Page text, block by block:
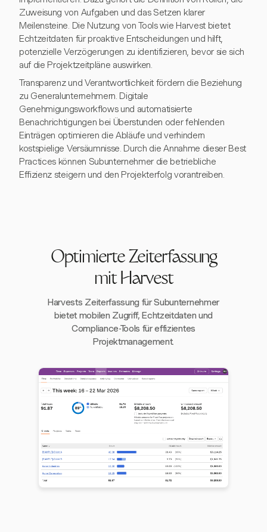
Zuweisung von Aufgaben und das Setzen klarer
Meilensteine. Die Nutzung von Tools wie Harvest bietet
Echtzeitdaten für proaktive Entscheidungen und hilft,
potenzielle Verzögerungen zu identifizieren, bevor sie sich
auf die Projektzeitpläne auswirken.
Transparenz und Verantwortlichkeit fördern die Beziehung
zu Generalunternehmern. Digitale
Genehmigungsworkflows und automatisierte
Benachrichtigungen bei Überstunden oder fehlenden
Einträgen optimieren die Abläufe und verhindern
kostspielige Versäumnisse. Durch die Annahme dieser Best
Practices können Subunternehmer die betriebliche
Effizienz steigern und den Projekterfolg vorantreiben.
Optimierte Zeiterfassung
mit Harvest
Harvests Zeiterfassung für Subunternehmer
bietet mobilen Zugriff, Echtzeitdaten und
Compliance-Tools für effizientes
Projektmanagement.